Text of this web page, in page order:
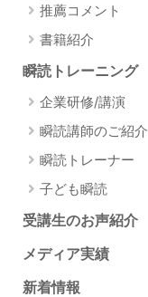
推薦コメント
書籍紹介
瞬読トレーニング
企業研修/講演
瞬読講師のご紹介
瞬読トレーナー
子ども瞬読
受講生のお声紹介
メディア実績
新着情報